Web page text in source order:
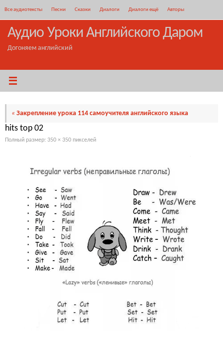
содержимому
Все аудиотексты Песни Сказки Диалоги Диалоги ещё Авторы
Аудио Уроки Английского Даром
Догоняем английский
« Закрепление урока 114 самоучителя английского языка
hits top 02
Полный размер: 350 × 350 пикселей